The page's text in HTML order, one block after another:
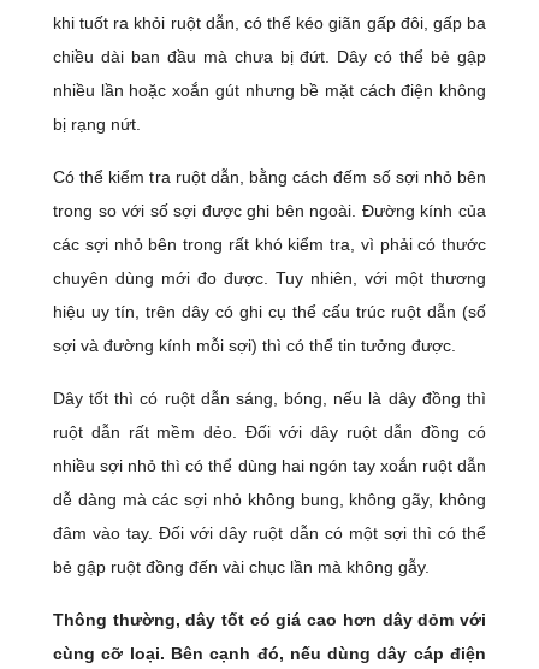
khi tuốt ra khỏi ruột dẫn, có thể kéo giãn gấp đôi, gấp ba
chiều dài ban đầu mà chưa bị đứt. Dây có thể bẻ gập
nhiều lần hoặc xoắn gút nhưng bề mặt cách điện không
bị rạng nứt.
Có thể kiểm tra ruột dẫn, bằng cách đếm số sợi nhỏ bên
trong so với số sợi được ghi bên ngoài. Đường kính của
các sợi nhỏ bên trong rất khó kiểm tra, vì phải có thước
chuyên dùng mới đo được. Tuy nhiên, với một thương
hiệu uy tín, trên dây có ghi cụ thể cấu trúc ruột dẫn (số
sợi và đường kính mỗi sợi) thì có thể tin tưởng được.
Dây tốt thì có ruột dẫn sáng, bóng, nếu là dây đồng thì
ruột dẫn rất mềm dẻo. Đối với dây ruột dẫn đồng có
nhiều sợi nhỏ thì có thể dùng hai ngón tay xoắn ruột dẫn
dễ dàng mà các sợi nhỏ không bung, không gãy, không
đâm vào tay. Đối với dây ruột dẫn có một sợi thì có thể
bẻ gập ruột đồng đến vài chục lần mà không gẫy.
Thông thường, dây tốt có giá cao hơn dây dỏm với
cùng cỡ loại. Bên cạnh đó, nếu dùng dây cáp điện